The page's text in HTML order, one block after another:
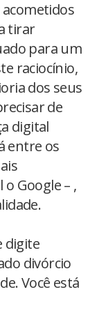
tirar
para um
raciocínio,
dos seus
de
digital
entre os
Google – ,
digite
divórcio
Você está